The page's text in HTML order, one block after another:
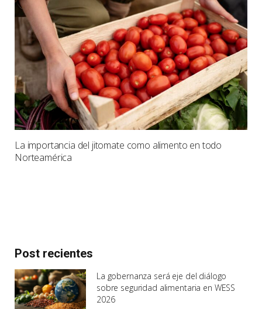
La importancia del jitomate como alimento en todo
Norteamérica
Post recientes
La gobernanza será eje del diálogo
sobre seguridad alimentaria en WESS
2026